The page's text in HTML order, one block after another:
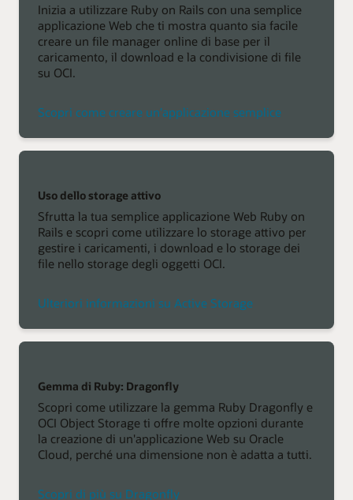
Inizia a utilizzare Ruby on Rails con una semplice
applicazione Web che ti mostra quanto sia facile
creare un file manager online di base per il
caricamento, il download e la condivisione di file
su OCI.
Scopri come creare un'applicazione semplice
Uso dello storage attivo
Sfrutta la tua semplice applicazione Web Ruby on
Rails e scopri come utilizzare lo storage attivo per
gestire i caricamenti, i download e lo storage dei
file nello storage degli oggetti OCI.
Ulteriori informazioni su Active Storage
Gemma di Ruby: Dragonfly
Scopri come utilizzare la gemma Ruby Dragonfly e
OCI Object Storage ti offre molte opzioni durante
la creazione di un'applicazione Web su Oracle
Cloud, perché una dimensione non è adatta a tutti.
Scopri di più su Dragonfly